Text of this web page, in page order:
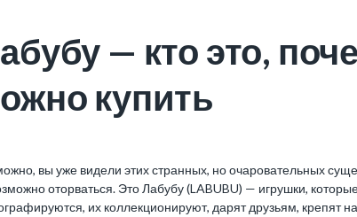
— кто это,
купить
вы уже видели этих странных, но очаровательных
оторваться. Это Лабубу (LABUBU) — игрушки,
их коллекционируют, дарят друзьям, крепят